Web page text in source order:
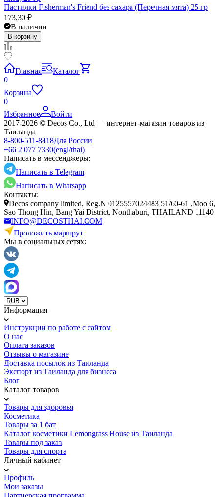
Пастилки Fisherman's Friend без сахара (Перечная мята) 25 гр
173,30 ₽
В наличии
В корзину
Главная
Каталог
0
Корзина
0
Избранное
Войти
2017-2026 © Decos Co., Ltd — интернет-магазин товаров из
Таиланда
8-800-511-8418Для России
+66 2 077 7330(engl/thai)
Написать в мессенджеры:
Написать в Telegram
Написать в Whatsapp
Контакты:
Decos company limited, Reg.N 0125557024483 51/60-61 ,Moo 6,
Sao Thong Hin, Bang Yai District, Nonthaburi, THAILAND 11140
INFO@DECOSTHAI.COM
Проложить маршрут
Мы в социальных сетях:
Информация
Инструкции по работе с сайтом
О нас
Оплата заказов
Отзывы о магазине
Доставка посылок из Таиланда
Экспорт из Таиланда для бизнеса
Блог
Каталог товаров
Товары для здоровья
Косметика
Товары за 1 бат
Каталог косметики Lemongrass House из Таиланда
Товары под заказ
Товары для спорта
Личный кабинет
Профиль
Мои заказы
Партнерская программа